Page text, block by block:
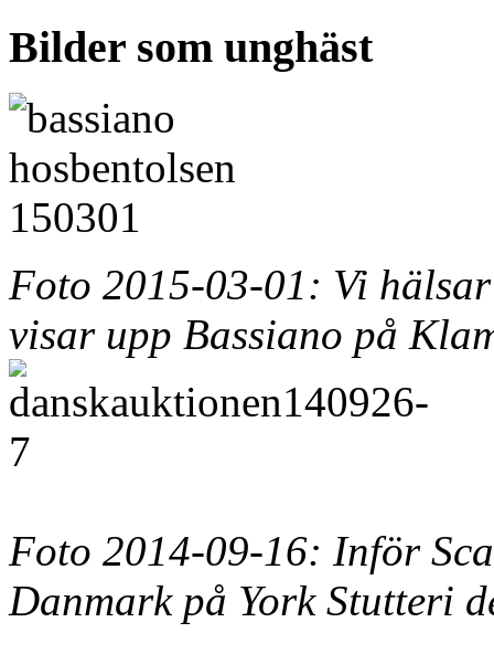
Bilder som unghäst
Foto 2015-03-01: Vi
visar upp Bassiano på
Foto 2014-09-16: Inför
Danmark på York Stutteri